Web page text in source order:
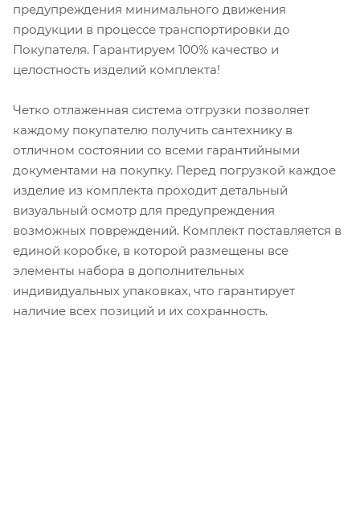
предупреждения минимального движения
продукции в процессе транспортировки до
Покупателя. Гарантируем 100% качество и
целостность изделий комплекта!
Четко отлаженная система отгрузки позволяет
каждому покупателю получить сантехнику в
отличном состоянии со всеми гарантийными
документами на покупку. Перед погрузкой каждое
изделие из комплекта проходит детальный
визуальный осмотр для предупреждения
возможных повреждений. Комплект поставляется в
единой коробке, в которой размещены все
элементы набора в дополнительных
индивидуальных упаковках, что гарантирует
наличие всех позиций и их сохранность.